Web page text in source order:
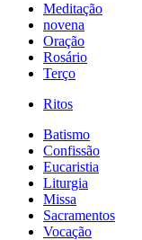
Meditação
novena
Oração
Rosário
Terço
Ritos
Batismo
Confissão
Eucaristia
Liturgia
Missa
Sacramentos
Vocação